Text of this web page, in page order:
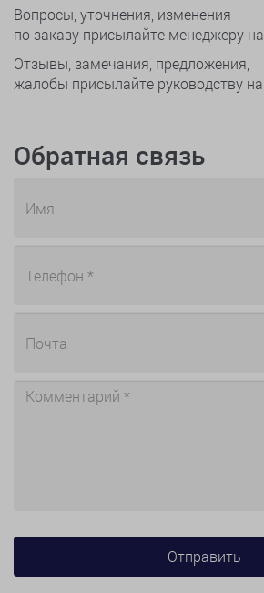
Вопросы, уточнения, изменения
по заказу присылайте менеджеру на
Отзывы, замечания, предложения,
жалобы присылайте руководству на
Обратная связь